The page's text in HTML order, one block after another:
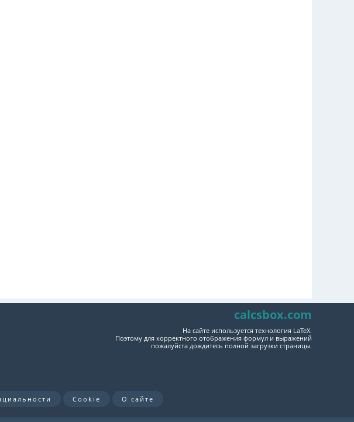
calcsbox.com
На сайте используется технология LaTeX.
Поэтому для корректного отображения формул и выражений
пожалуйста дождитесь полной загрузки страницы.
Cookie О сайте